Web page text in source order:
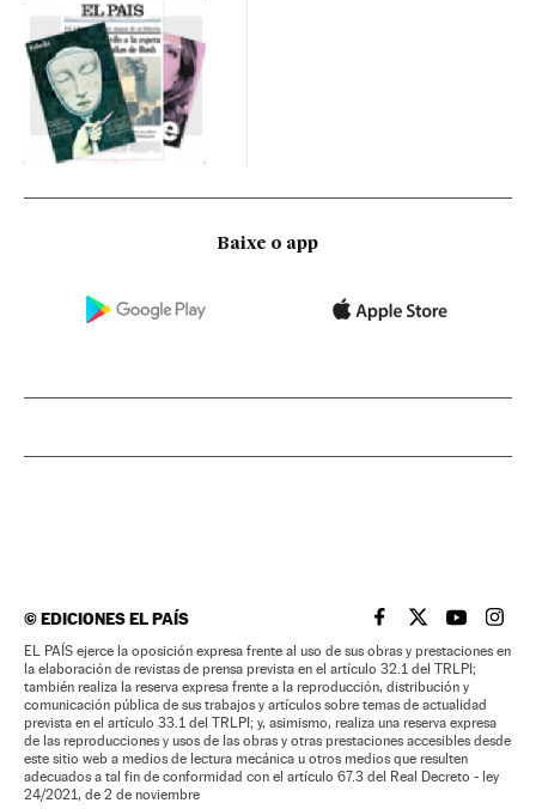
Baixe o app
©EDICIONES EL PAÍS EL PAÍS BRASIL EN
EL PAÍSEL PAÍS
EL
EL PAÍS ejerce la oposición expresa frente al uso de sus obras y prestaciones en
la elaboración de revistas de prensa prevista en el artículo 32.1 del TRLPI;
también realiza la reserva expresa frente a la reproducción, distribución y
comunicación pública de sus trabajos y artículos sobre temas de actualidad
prevista en el artículo 33.1 del TRLPI; y, asimismo, realiza una reserva expresa
de las reproducciones y usos de las obras y otras prestaciones accesibles desde
este sitio web a medios de lectura mecánica u otros medios que resulten
adecuados a tal fin de conformidad con el artículo 67.3 del Real Decreto - ley
24/2021, de 2 de noviembre